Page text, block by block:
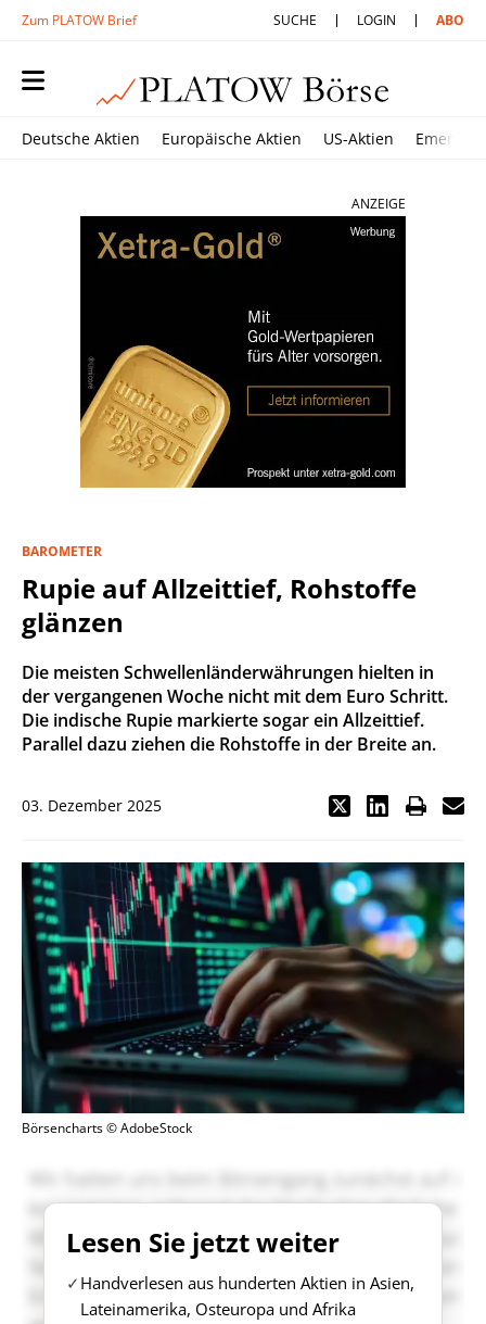
Zum PLATOW Brief SUCHE LOGIN ABO
Deutsche Aktien Europäische Aktien US-Aktien
ANZEIGE
BAROMETER
Rupie auf Allzeittief, Rohstoffe
glänzen
Die meisten Schwellenländerwährungen hielten in
der vergangenen Woche nicht mit dem Euro Schritt.
Die indische Rupie markierte sogar ein Allzeittief.
Parallel dazu ziehen die Rohstoffe in der Breite an.
03. Dezember 2025
Börsencharts © AdobeStock
Lesen Sie jetzt weiter
Handverlesen aus hunderten Aktien in Asien,
Lateinamerika, Osteuropa und Afrika